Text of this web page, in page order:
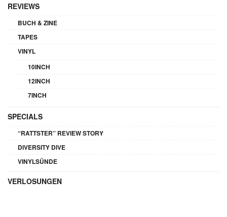
REVIEWS
BUCH & ZINE
TAPES
VINYL
10INCH
12INCH
7INCH
SPECIALS
“RATTSTER” REVIEW STORY
DIVERSITY DIVE
VINYLSÜNDE
VERLOSUNGEN